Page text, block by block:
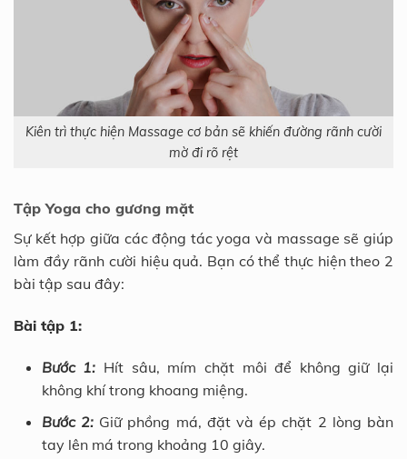
Kiên trì thực hiện Massage cơ bản sẽ khiến đường rãnh cười
mờ đi rõ rệt
Tập Yoga cho gương mặt
Sự kết hợp giữa các động tác yoga và massage sẽ giúp
làm đầy rãnh cười hiệu quả. Bạn có thể thực hiện theo 2
bài tập sau đây:
Bài tập 1:
Bước 1: Hít sâu, mím chặt môi để không giữ lại
không khí trong khoang miệng.
Bước 2: Giữ phồng má, đặt và ép chặt 2 lòng bàn
tay lên má trong khoảng 10 giây.